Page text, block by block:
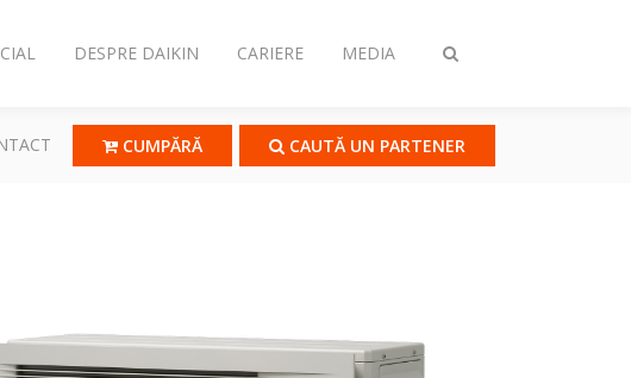
Comutare
DESPRE DAIKIN CARIERE MEDIA
CUMPĂRĂ CAUTĂ UN PARTENER